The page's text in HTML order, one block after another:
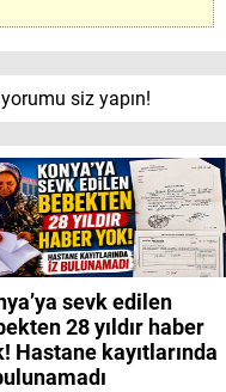
siz yapın!
sevk edilen
28 yıldır haber
Hastane kayıtlarında